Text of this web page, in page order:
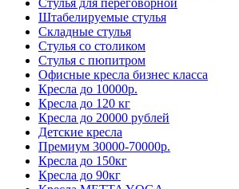
Стулья для переговорной
Штабелируемые стулья
Складные стулья
Стулья со столиком
Стулья с пюпитром
Офисные кресла бизнес класса
Кресла до 10000р.
Кресла до 120 кг
Кресла до 20000 рублей
Детские кресла
Премиум 30000-70000р.
Кресла до 150кг
Кресла до 90кг